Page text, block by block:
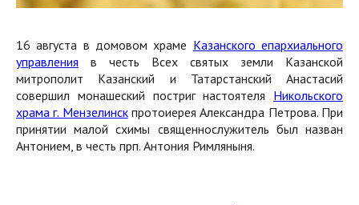
16 августа в домовом храме Казанского епархиального
управления в честь Всех святых земли Казанской
митрополит Казанский и Татарстанский Анастасий
совершил монашеский постриг настоятеля Никольского
храма г. Мензелинскпротоиерея Александра Петрова. При
принятии малой схимы священнослужитель был назван
Антонием, в честь прп. Антония Римляныня.